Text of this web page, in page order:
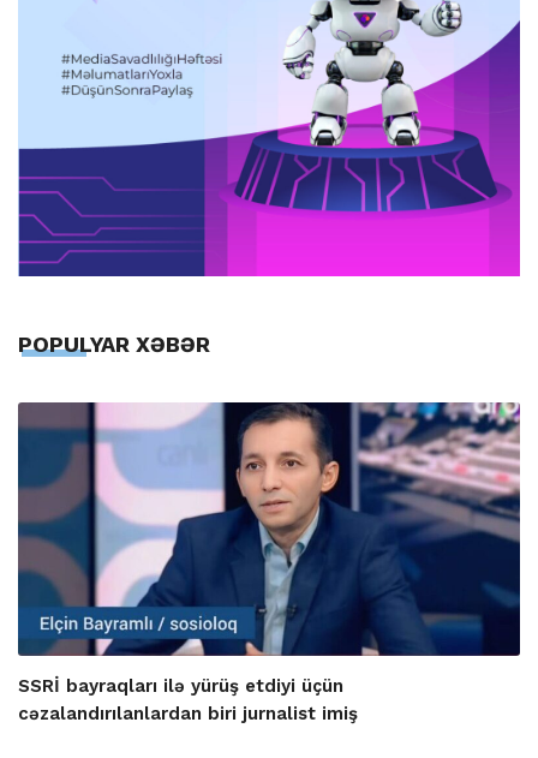
POPULYAR XƏBƏR
SSRİ bayraqları ilə yürüş etdiyi üçün
cəzalandırılanlardan biri jurnalist imiş